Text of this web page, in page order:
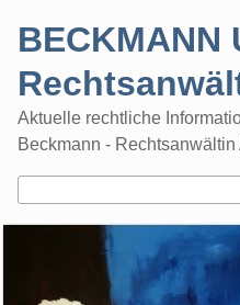
BECKMANN
Aktuelle rechtliche
Beckmann - Rechtsanwältin